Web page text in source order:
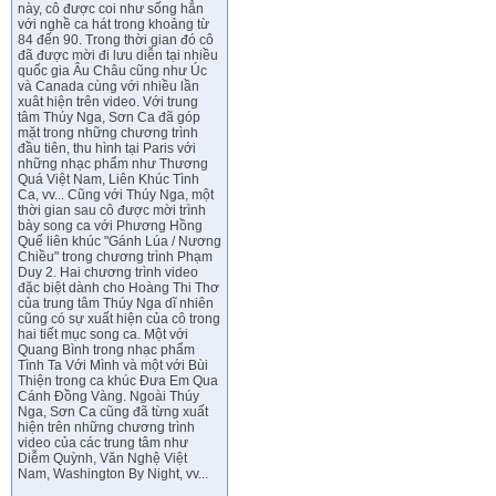
này, cô được coi như sống hẳn
với nghề ca hát trong khoảng từ
84 đến 90. Trong thời gian đó cô
đã được mời đi lưu diễn tại nhiều
quốc gia Âu Châu cũng như Úc
và Canada cùng với nhiều lần
xuât hiện trên video. Với trung
tâm Thúy Nga, Sơn Ca đã góp
mặt trong những chương trình
đầu tiên, thu hình tại Paris với
những nhạc phẩm như Thương
Quá Việt Nam, Liên Khúc Tình
Ca, vv... Cũng với Thúy Nga, một
thời gian sau cô được mời trình
bày song ca với Phương Hồng
Quế liên khúc "Gánh Lúa / Nương
Chiều" trong chương trình Phạm
Duy 2. Hai chương trình video
đặc biệt dành cho Hoàng Thi Thơ
của trung tâm Thúy Nga dĩ nhiên
cũng có sự xuất hiện của cô trong
hai tiết mục song ca. Một với
Quang Bình trong nhạc phẩm
Tình Ta Với Mình và một với Bùi
Thiện trong ca khúc Đưa Em Qua
Cánh Đồng Vàng. Ngoài Thúy
Nga, Sơn Ca cũng đã từng xuất
hiện trên những chương trình
video của các trung tâm như
Diễm Quỳnh, Văn Nghệ Việt
Nam, Washington By Night, vv...